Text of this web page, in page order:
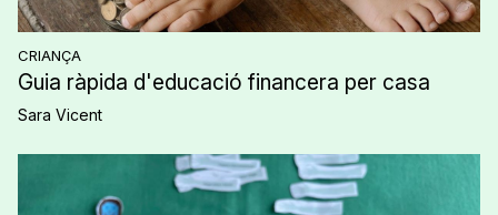
CRIANÇA
Guia ràpida d'educació financera per casa
Sara Vicent